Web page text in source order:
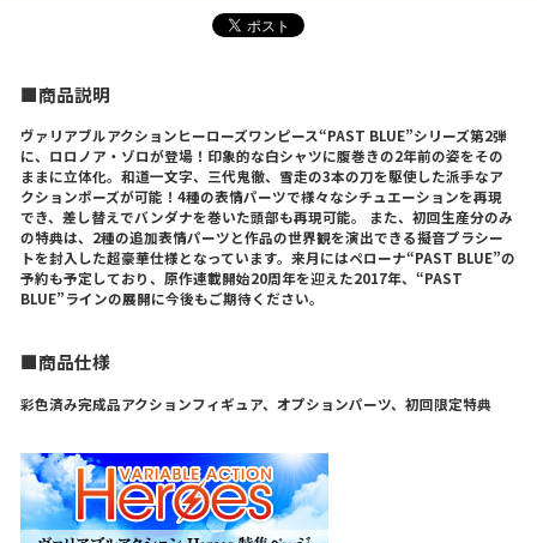
■商品説明
ヴァリアブルアクションヒーローズワンピース“PAST BLUE”シリーズ第2弾
に、ロロノア・ゾロが登場！印象的な白シャツに腹巻きの2年前の姿をその
ままに立体化。和道一文字、三代鬼徹、雪走の3本の刀を駆使した派手なア
クションポーズが可能！4種の表情パーツで様々なシチュエーションを再現
でき、差し替えでバンダナを巻いた頭部も再現可能。 また、初回生産分のみ
の特典は、2種の追加表情パーツと作品の世界観を演出できる擬音プラシー
トを封入した超豪華仕様となっています。来月にはペローナ“PAST BLUE”の
予約も予定しており、原作連載開始20周年を迎えた2017年、“PAST
BLUE”ラインの展開に今後もご期待ください。
■商品仕様
彩色済み完成品アクションフィギュア、オプションパーツ、初回限定特典